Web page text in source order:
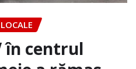
în centrul